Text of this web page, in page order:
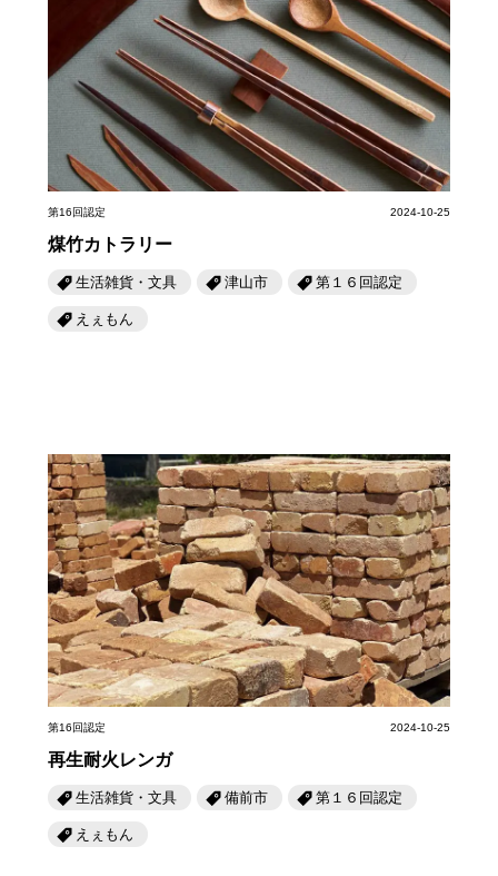
第16回認定 2024-10-25
煤竹カトラリー
生活雑貨・文具 津山市 第１６回認定
えぇもん
第16回認定 2024-10-25
再生耐火レンガ
生活雑貨・文具 備前市 第１６回認定
えぇもん